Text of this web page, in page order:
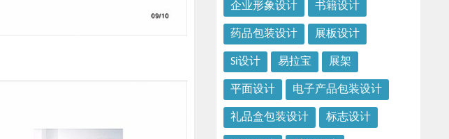
企业形象设计 书籍设计
药品包装设计 展板设计
Si设计 易拉宝 展架
平面设计 电子产品包装设计
礼品盒包装设计 标志设计